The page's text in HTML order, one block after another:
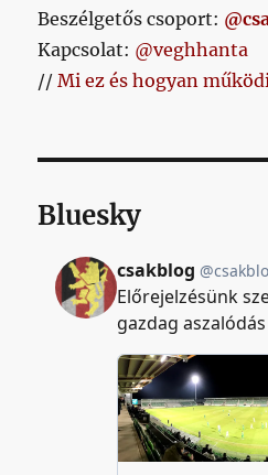
Beszélgetős csoport:
Kapcsolat: @veghhanta
//Mi ez és hogyan
Bluesky